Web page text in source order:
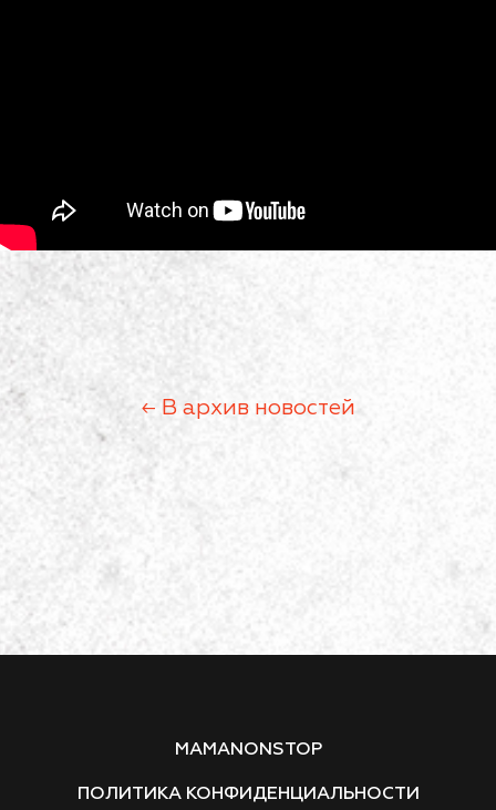
← В архив новостей
MAMANONSTOP
ПОЛИТИКА КОНФИДЕНЦИАЛЬНОСТИ